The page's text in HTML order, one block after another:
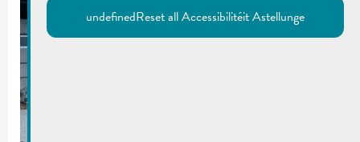
undefinedReset all Accessibilitéit Astellunge